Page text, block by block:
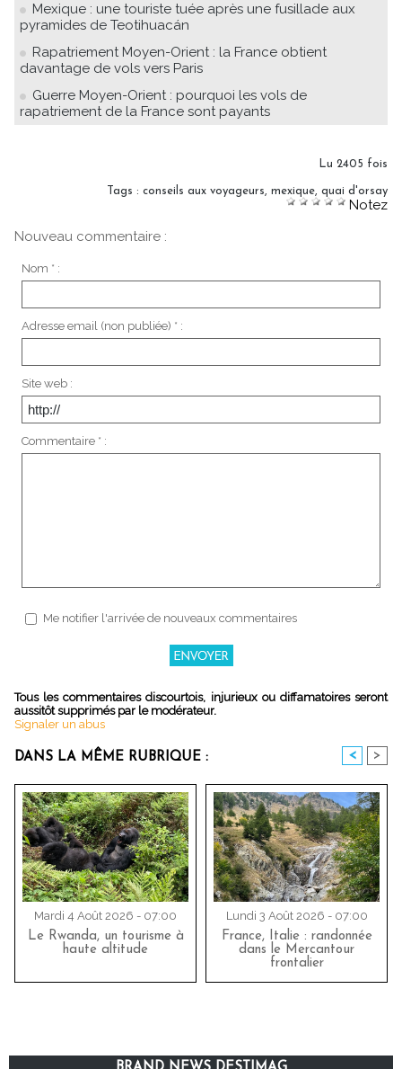
Mexique : une touriste tuée après une fusillade aux
pyramides de Teotihuacán
Rapatriement Moyen-Orient : la France obtient
davantage de vols vers Paris
Guerre Moyen-Orient : pourquoi les vols de
rapatriement de la France sont payants
Lu 2405 fois
Tags : conseils aux voyageurs, mexique, quai d'orsay
Notez
Nouveau commentaire :
Nom * :
Adresse email (non publiée) * :
Site web :
Commentaire * :
Me notifier l'arrivée de nouveaux commentaires
Tous les commentaires discourtois, injurieux ou diffamatoires seront
aussitôt supprimés par le modérateur.
Signaler un abus
DANS LA MÊME RUBRIQUE : < >
Mardi 4 Août 2026 - 07:00
Le Rwanda, un tourisme à
haute altitude
Lundi 3 Août 2026 - 07:00
France, Italie : randonnée
dans le Mercantour
frontalier